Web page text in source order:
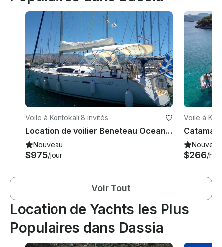
Voile à Kontokali·8 invités
Location de voilier Beneteau Oceanis 54 à Corfou en Grèce
Nouveau
$975/jour
Voile à
Nouveau
$266/
Voir Tout
Location de Yachts les Plus
Populaires dans Dassia